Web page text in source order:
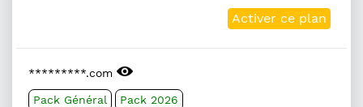
Activer ce plan
*********.com
Pack Général Pack 2026